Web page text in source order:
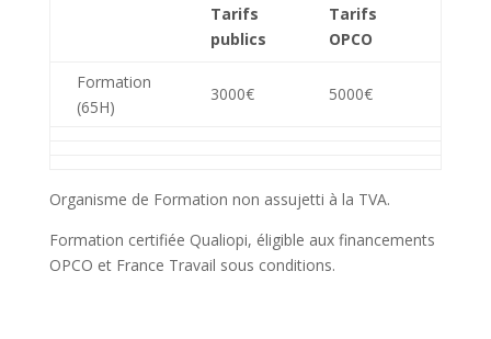
Tarifs
publics
Tarifs
OPCO
Formation
(65H)
3000€ 5000€
Organisme de Formation non assujetti à la TVA.
Formation certifiée Qualiopi, éligible aux financements
OPCO et France Travail sous conditions.